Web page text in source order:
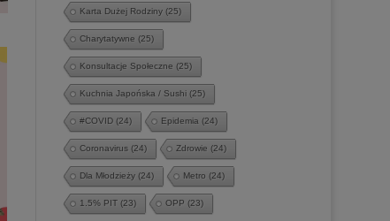
Karta Dużej Rodziny (25)
Charytatywne (25)
Konsultacje Społeczne (25)
Kuchnia Japońska / Sushi (25)
#COVID (24) Epidemia (24)
Coronavirus (24) Zdrowie (24)
Dla Młodzieży (24) Metro (24)
1.5% PIT (23) OPP (23)